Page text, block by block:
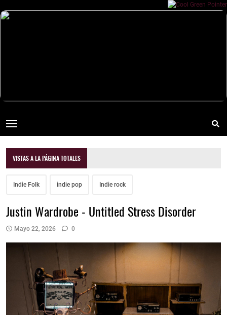
VISTAS A LA PÁGINA TOTALES
Indie Folk indie pop Indie rock
Justin Wardrobe - Untitled Stress Disorder
Mayo 22, 2026 0